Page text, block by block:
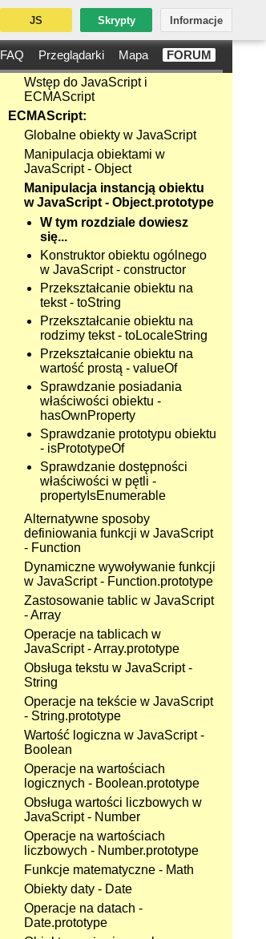
FAQ Przeglądarki Mapa FORUM
JS
Wstęp do JavaScript i
ECMAScript
ECMAScript:
Globalne obiekty w JavaScript
Manipulacja obiektami w
JavaScript - Object
Manipulacja instancją obiektu
w JavaScript - Object.prototype
W tym rozdziale dowiesz
się...
Konstruktor obiektu ogólnego
w JavaScript - constructor
Przekształcanie obiektu na
tekst - toString
Przekształcanie obiektu na
rodzimy tekst - toLocaleString
Przekształcanie obiektu na
wartość prostą - valueOf
Sprawdzanie posiadania
właściwości obiektu -
hasOwnProperty
Sprawdzanie prototypu obiektu
- isPrototypeOf
Sprawdzanie dostępności
właściwości w pętli -
propertyIsEnumerable
Alternatywne sposoby
definiowania funkcji w JavaScript
- Function
Dynamiczne wywoływanie funkcji
w JavaScript - Function.prototype
Zastosowanie tablic w JavaScript
- Array
Operacje na tablicach w
JavaScript - Array.prototype
Obsługa tekstu w JavaScript -
String
Operacje na tekście w JavaScript
- String.prototype
Wartość logiczna w JavaScript -
Boolean
Operacje na wartościach
logicznych - Boolean.prototype
Obsługa wartości liczbowych w
JavaScript - Number
Operacje na wartościach
liczbowych - Number.prototype
Funkcje matematyczne - Math
Obiekty daty - Date
Operacje na datach -
Date.prototype
Skrypty Informacje